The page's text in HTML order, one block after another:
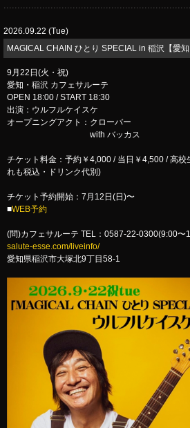
2026.09.22 (Tue)
MAGICAL CHAIN ひとり SPECIAL in 稲沢【愛知
9月22日(火・祝)
愛知・稲沢 カフェサルーテ
OPEN 18:00 / START 18:30
出演：ウルフルケイスケ
オープニングアクト：クローバー
with バッカス
チケット料金：予約￥4,000 / 当日￥4,500 / 高
れも税込・ドリンク代別)
チケット予約開始：7月12日(日)〜
■WEB予約
(問)カフェサルーテ TEL：0587-22-0300(9:00〜
salute-esse.com/liveinfo/
愛知県稲沢市大塚北9丁目58-1